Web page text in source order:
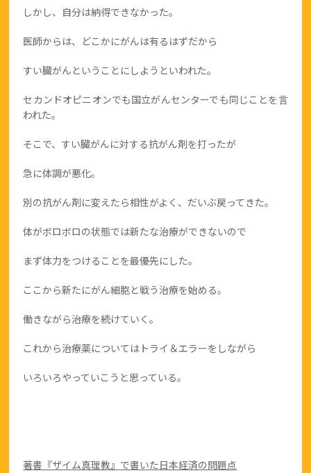
しかし、自分は納得できなかった。
医師からは、どこかにがんは有るはずだから
すい臓がんということにしようといわれた。
セカンドオピニオンでも国立がんセンターでも同じことを言
われた。
そこで、すい臓がんに対する抗がん剤を打ったが
急に体調が悪化。
別の抗がん剤に変えたら相性がよく、だいぶ戻ってきた。
体がボロボロの状態では新たな治療ができないので
まず体力をつけることを最優先にした。
ここから新たにがん細胞と戦う治療を始める。
働きながら治療を続けていく。
これから治療薬についてはトライ＆エラーをしながら
いろいろやっていこうと思っている。
著書『ザイム真理教』で書いた日本経済の問題点